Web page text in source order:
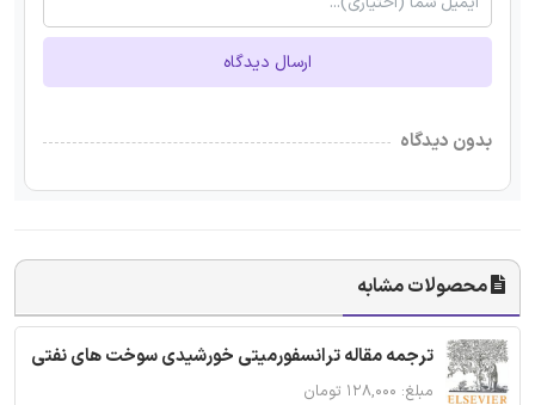
ارسال دیدگاه
بدون دیدگاه
محصولات مشابه
ترجمه مقاله ترانسفورمیتی خورشیدی سوخت های نفتی
مبلغ: ۱۲۸,۰۰۰ تومان